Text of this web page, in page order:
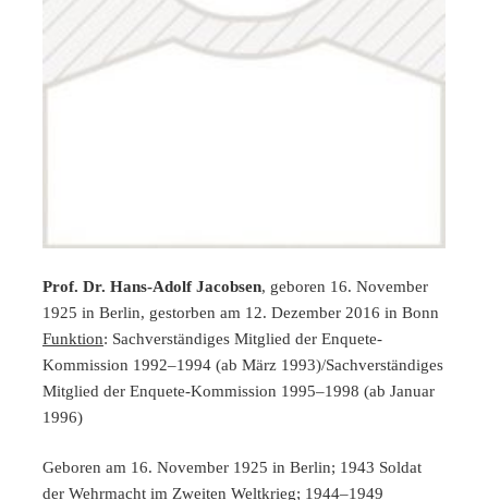
Prof. Dr. Hans-Adolf Jacobsen, geboren 16. November
1925 in Berlin, gestorben am 12. Dezember 2016 in Bonn
Funktion: Sachverständiges Mitglied der Enquete-
Kommission 1992–1994 (ab März 1993)/Sachverständiges
Mitglied der Enquete-Kommission 1995–1998 (ab Januar
1996)
Geboren am 16. November 1925 in Berlin; 1943 Soldat
der Wehrmacht im Zweiten Weltkrieg; 1944–1949